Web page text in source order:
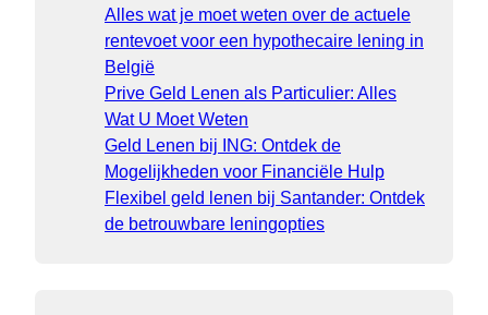
Alles wat je moet weten over de actuele
rentevoet voor een hypothecaire lening in
België
Prive Geld Lenen als Particulier: Alles
Wat U Moet Weten
Geld Lenen bij ING: Ontdek de
Mogelijkheden voor Financiële Hulp
Flexibel geld lenen bij Santander: Ontdek
de betrouwbare leningopties